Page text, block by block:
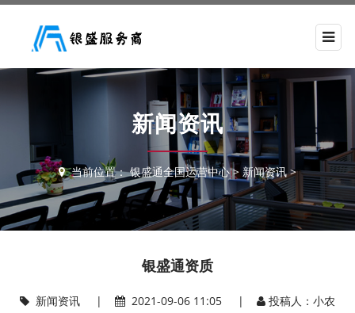
新闻资讯
当前位置：银盛通全国运营中心> 新闻资讯>
银盛通资质
新闻资讯| 2021-09-06 11:05 | 投稿人：小农